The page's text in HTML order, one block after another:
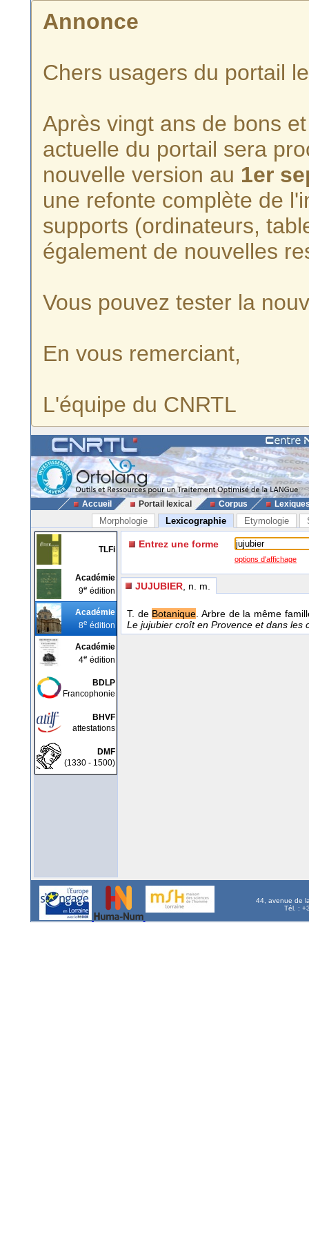
Annonce
Chers usagers du portail
Après vingt ans de bons
actuelle du portail sera
nouvelle version au 1er
une refonte complète de
supports (ordinateurs,
également de nouvelles
Vous pouvez tester la
En vous remerciant,
L'équipe du CNRTL
Accueil Portail lexical Corpus
Morphologie Lexicographie Etymologie
TLFi
Académie
9e édition
Académie
8e édition
Académie
4e édition
BDLP
Francophonie
BHVF
attestations
DMF
(1330 - 1500)
Entrez une forme
options d'affichage
JUJUBIER , n. m.
T. de Botanique. Arbre de la même
Le jujubier croît en Provence et dans les
44, avenue de
Tél. :